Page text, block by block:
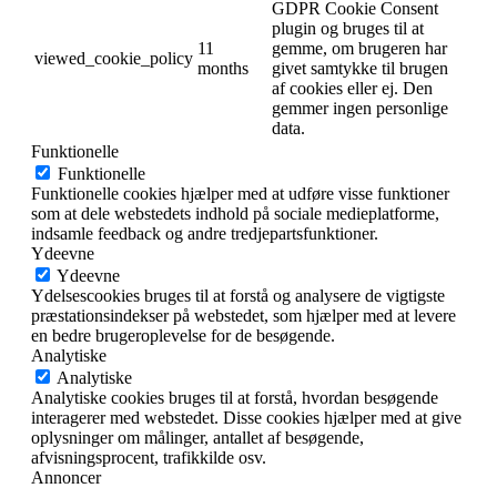
viewed_cookie_policy
11
months
GDPR Cookie Consent
plugin og bruges til at
gemme, om brugeren har
givet samtykke til brugen
af ​​cookies eller ej. Den
gemmer ingen personlige
data.
Funktionelle
Funktionelle
Funktionelle cookies hjælper med at udføre visse funktioner
som at dele webstedets indhold på sociale medieplatforme,
indsamle feedback og andre tredjepartsfunktioner.
Ydeevne
Ydeevne
Ydelsescookies bruges til at forstå og analysere de vigtigste
præstationsindekser på webstedet, som hjælper med at levere
en bedre brugeroplevelse for de besøgende.
Analytiske
Analytiske
Analytiske cookies bruges til at forstå, hvordan besøgende
interagerer med webstedet. Disse cookies hjælper med at give
oplysninger om målinger, antallet af besøgende,
afvisningsprocent, trafikkilde osv.
Annoncer